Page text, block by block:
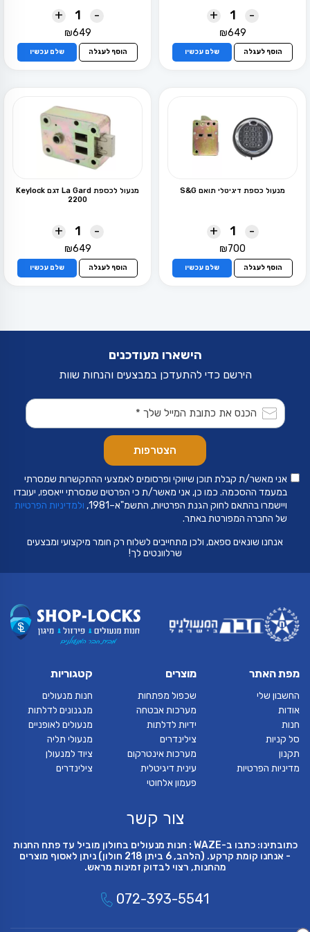
-
+
₪649
הוסף לעגלה שלם עכשיו
-
+
₪649
הוסף לעגלה שלם עכשיו
מנעול כספת דיגיטלי תואם S&G
-
+
₪700
הוסף לעגלה שלם עכשיו
מנעול לכספת La Gard דגם Keylock
2200
-
+
₪649
הוסף לעגלה שלם עכשיו
הישארו מעודכנים
הירשם כדי להתעדכן במבצעים והנחות שוות
אני מאשר/ת קבלת תוכן שיווקי ופרסומים לאמצעי ההתקשרות שמסרתי
במעמד ההסכמה. כמו כן, אני מאשר/ת כי הפרטים שמסרתי ייאספו, יעובדו
ויישמרו בהתאם לחוק הגנת הפרטיות, התשמ"א–1981,
ולמדיניות הפרטיות
של החברה המפורטת באתר.
אנחנו שונאים ספאם, ולכן מתחייבים לשלוח רק חומר מיקצועי ומבצעים
שרלוונטים לך!
מפת האתר
החשבון שלי
אודות
חנות
סל קניות
תקנון
מדיניות הפרטיות
מוצרים
שכפול מפתחות
מערכות אבטחה
ידיות לדלתות
צילינדרים
מערכות אינטרקום
עינית דיגיטלית
פעמון אלחוטי
קטגוריות
חנות מנעולים
מנגנונים לדלתות
מנעולים לאופניים
מנעולי תליה
ציוד למנעולן
צילינדרים
צור קשר
כתובתינו: כתבו ב-WAZE : חנות מנעולים בחולון מוביל עד פתח החנות
- אנחנו קומת קרקע. (הלהב, 6 ביתן 218 חולון) ניתן לאסוף מוצרים
מהחנות, רצוי לבדוק זמינות מראש.
072-393-5541